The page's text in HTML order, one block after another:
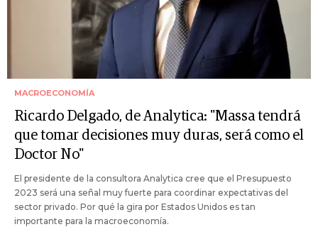
MACROECONOMÍA
Ricardo Delgado, de Analytica: "Massa tendrá
que tomar decisiones muy duras, será como el
Doctor No"
El presidente de la consultora Analytica cree que el Presupuesto
2023 será una señal muy fuerte para coordinar expectativas del
sector privado. Por qué la gira por Estados Unidos es tan
importante para la macroeconomía.